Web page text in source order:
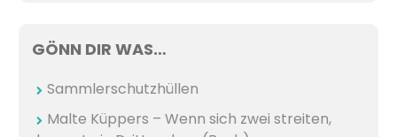
GÖNN DIR WAS…
Sammlerschutzhüllen
Malte Küppers – Wenn sich zwei streiten,